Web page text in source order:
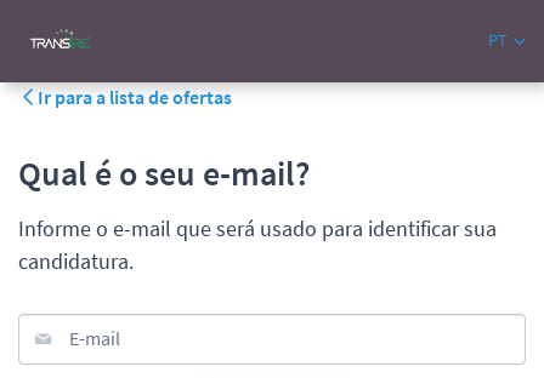
PT
Ir para a lista de ofertas
Qual é o seu e-mail?
Informe o e-mail que será usado para identificar sua
candidatura.
E-mail